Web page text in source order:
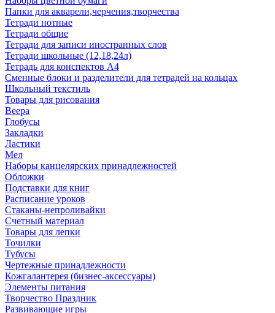
Папки для акварели,черчения,творчества
Тетради нотные
Тетради общие
Тетради для записи иностранных слов
Тетради школьные (12,18,24л)
Тетрадь для конспектов А4
Сменные блоки и разделители для тетрадей на кольцах
Школьный текстиль
Товары для рисования
Веера
Глобусы
Закладки
Ластики
Мел
Наборы канцелярских принадлежностей
Обложки
Подставки для книг
Расписание уроков
Стаканы-непроливайки
Счетный материал
Товары для лепки
Точилки
Тубусы
Чертежные принадлежности
Кожгалантерея (бизнес-аксессуары)
Элементы питания
Творчество Праздник
Развивающие игры